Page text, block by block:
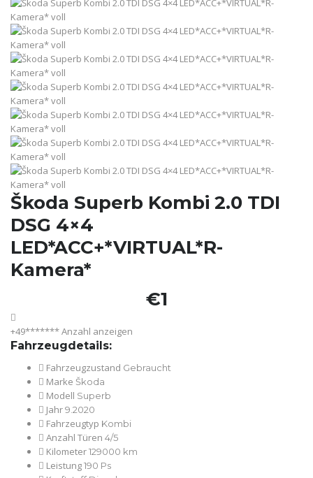
Škoda Superb Kombi 2.0 TDI
DSG 4×4
LED*ACC+*VIRTUAL*R-
Kamera*
€1
+49*******Anzahl anzeigen
Fahrzeugdetails:
Fahrzeugzustand Gebraucht
Marke Škoda
Modell Superb
Jahr9.2020
Fahrzeugtyp Kombi
Anzahl Türen 4/5
Kilometer129000 km
Leistung190 Ps